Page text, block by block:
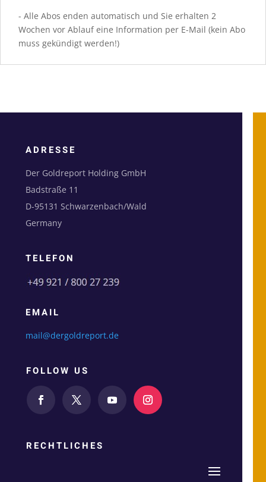
- Alle Abos enden automatisch und Sie erhalten 2
Wochen vor Ablauf eine Information per E-Mail (kein Abo
muss gekündigt werden!)
ADRESSE
Der Goldreport Holding GmbH
Badstraße 11
D-95131 Schwarzenbach/Wald
Germany
TELEFON
EMAIL
mail@dergoldreport.de
FOLLOW US
RECHTLICHES